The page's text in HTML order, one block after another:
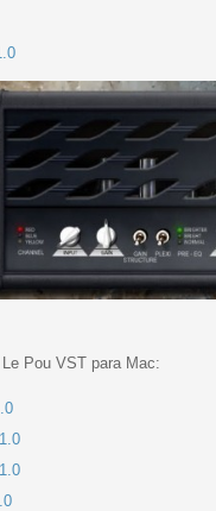
Pou VST para Mac: